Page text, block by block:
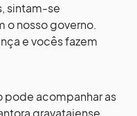
sintam-se
o nosso governo.
e vocês fazem
pode acompanhar as
gravataiense